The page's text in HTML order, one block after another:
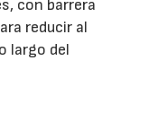
con barrera
reducir al
largo del